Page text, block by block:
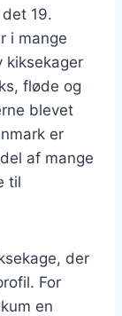
19.
i mange
kiksekager
fløde og
blevet
er
af mange
til
der
For
en